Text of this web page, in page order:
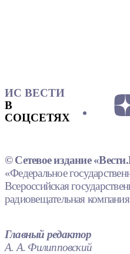
ИС ВЕСТИ
В
СОЦСЕТЯХ
© Сетевое издание
«Федеральное
Всероссийская
радиовещательная
Главный редактор
А. А. Филипповский